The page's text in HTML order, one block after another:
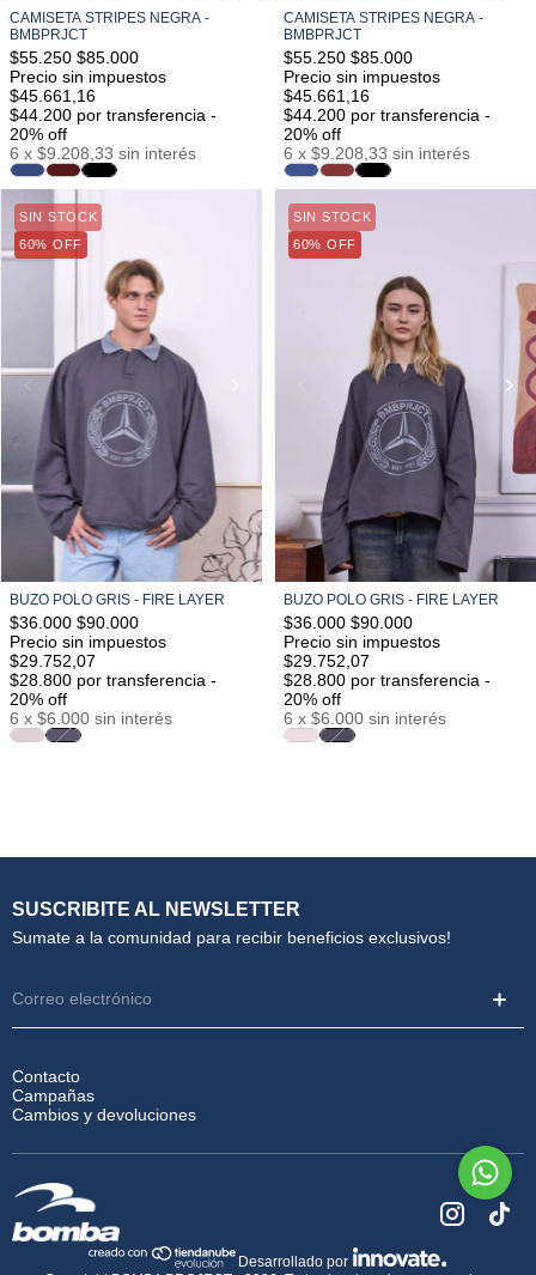
S/M
CAMISETA STRIPES NEGRA -
BMBPRJCT
$55.250 $85.000
Precio sin impuestos
$45.661,16
$44.200 por transferencia -
20% off
6 x $9.208,33 sin interés
S/M
CAMISETA STRIPES NEGRA -
BMBPRJCT
$55.250 $85.000
Precio sin impuestos
$45.661,16
$44.200 por transferencia -
20% off
6 x $9.208,33 sin interés
SIN STOCK
60% OFF
BUZO POLO GRIS - FIRE LAYER
$36.000 $90.000
Precio sin impuestos
$29.752,07
$28.800 por transferencia -
20% off
6 x $6.000 sin interés
SIN STOCK
60% OFF
BUZO POLO GRIS - FIRE LAYER
$36.000 $90.000
Precio sin impuestos
$29.752,07
$28.800 por transferencia -
20% off
6 x $6.000 sin interés
SUSCRIBITE AL NEWSLETTER
Sumate a la comunidad para recibir beneficios exclusivos!
Contacto
Campañas
Cambios y devoluciones
Desarrollado por